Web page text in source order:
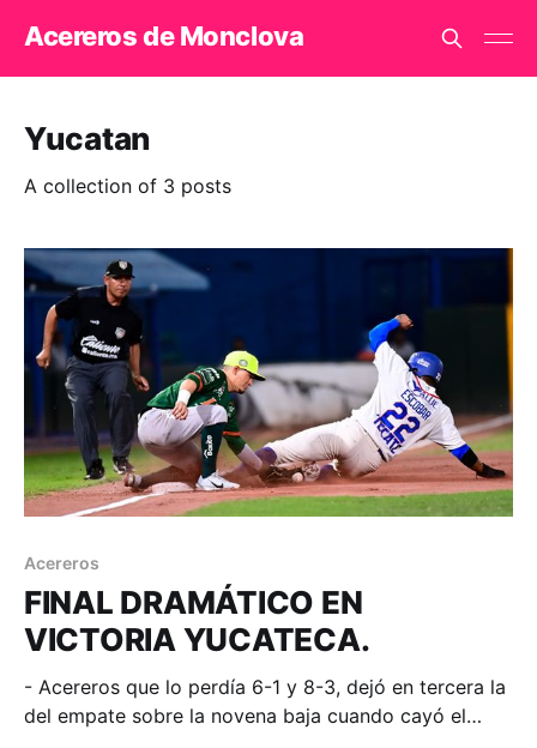
Acereros de Monclova
Yucatan
A collection of 3 posts
Acereros
FINAL DRAMÁTICO EN
VICTORIA YUCATECA.
- Acereros que lo perdía 6-1 y 8-3, dejó en tercera la
del empate sobre la novena baja cuando cayó el